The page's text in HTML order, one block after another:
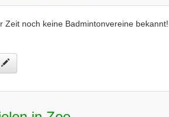
Zeit noch keine Badmintonvereine bekannt!